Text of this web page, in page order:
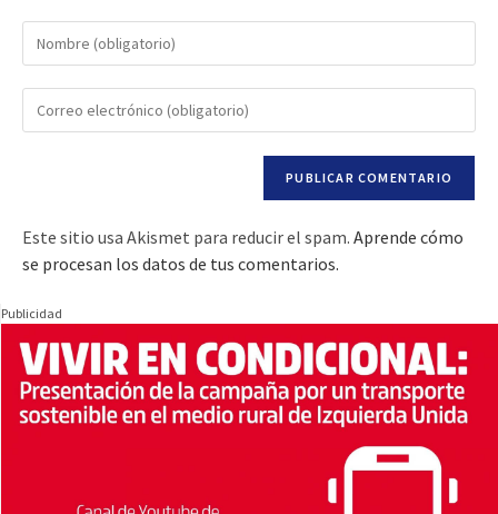
Este sitio usa Akismet para reducir el spam. Aprende cómo
se procesan los datos de tus comentarios.
Publicidad